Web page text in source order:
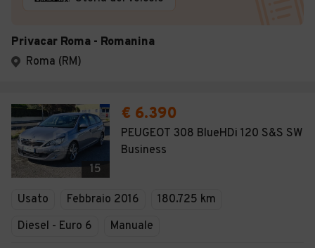
Privacar Roma - Romanina
Roma (RM)
15
€ 6.390
PEUGEOT 308 BlueHDi 120 S&S SW
Business
Usato Febbraio 2016
180.725 km
Diesel - Euro 6
Manuale